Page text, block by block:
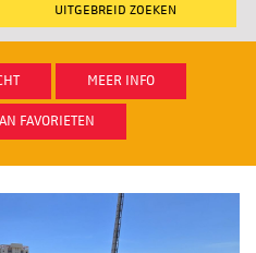
UITGEBREID ZOEKEN
MEER INFO
FAVORIETEN